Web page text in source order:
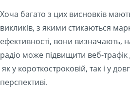
Хоча багато з цих висновків
викликів, з якими стикаються
ефективності, вони визначають,
радіо може підвищити веб-трафік
як у короткостроковій, так і у
перспективі.